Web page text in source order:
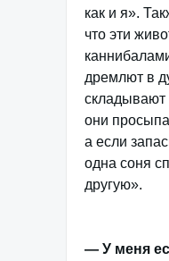
как и я».
что эти
дремлют в
складывают
они
а если
одна соня
другую».
— У меня